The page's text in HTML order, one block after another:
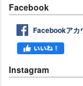
Facebook
Facebookアカ
Instagram